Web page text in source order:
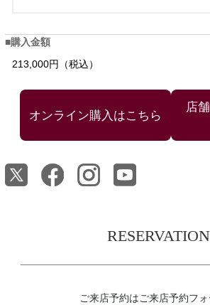
購入金額
213,000円（税込）
店
RESERVATION
ご来店予約はご来店予約フォ